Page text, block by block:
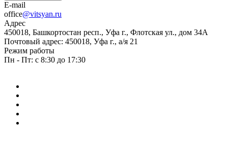
E-mail
office@vitsyan.ru
Адрес
450018, Башкортостан респ., Уфа г., Флотская ул., дом 34А
Почтовый адрес: 450018, Уфа г., а/я 21
Режим работы
Пн - Пт: с 8:30 до 17:30